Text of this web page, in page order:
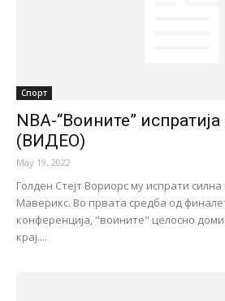
Спорт
NBA-“Воините”
(ВИДЕО)
May 19, 2022
Голден Стејт Вориорс му испрати
Маверикс. Во првата средба од
конференција, "воините" целосно
крај....